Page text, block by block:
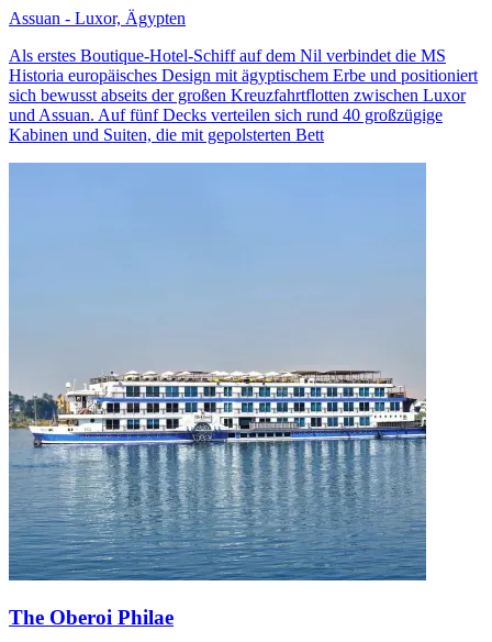
Assuan - Luxor, Ägypten
Als erstes Boutique-Hotel-Schiff auf dem Nil verbindet die MS
Historia europäisches Design mit ägyptischem Erbe und positioniert
sich bewusst abseits der großen Kreuzfahrtflotten zwischen Luxor
und Assuan. Auf fünf Decks verteilen sich rund 40 großzügige
Kabinen und Suiten, die mit gepolsterten Bett
The Oberoi Philae